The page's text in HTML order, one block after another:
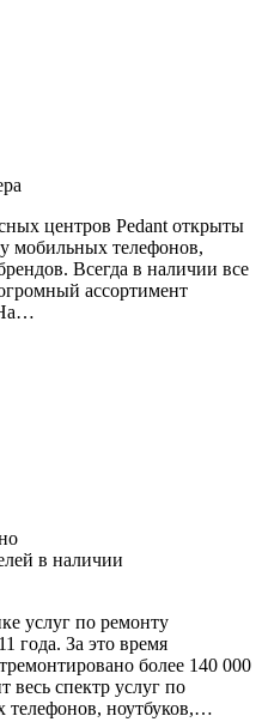
центров Pedant открыты
мобильных телефонов,
Всегда в наличии все
ассортимент
На…
в наличии
услуг по ремонту
года. За это время
более 140 000
весь спектр услуг по
телефонов, ноутбуков,…